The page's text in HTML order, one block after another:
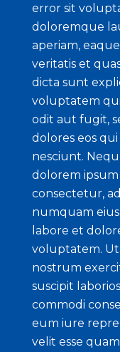
error sit
doloremque
aperiam,
veritatis et
dicta sunt
voluptatem
odit aut fugit,
dolores eos
nesciunt.
dolorem
consectetur,
numquam
labore et
voluptatem. Ut
nostrum
suscipit
commodi
eum iure
velit esse